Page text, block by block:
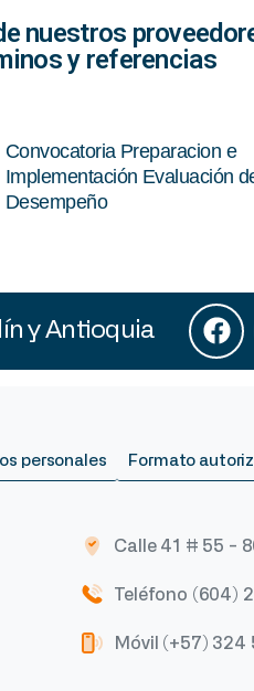
nuestros
y referencias
Convocatoria Preparacion e
Implementación Evaluación
Desempeño
y Antioquia
personales Formato
Calle 41 # 55 -
Teléfono (604)
Móvil (+57) 324